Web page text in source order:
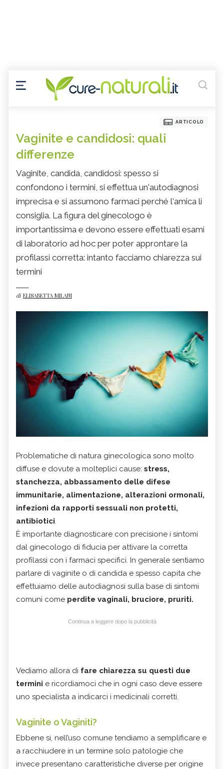
ARTICOLO
Vaginite e candidosi: quali
differenze
Vaginite, candida, candidosi: spesso si
confondono i termini, si effettua un'autodiagnosi
imprecisa e si assumono farmaci perché l'amica li
consiglia. La figura del ginecologo è
importantissima e devono essere effettuati esami
di laboratorio ad hoc per poter approntare la
profilassi corretta: intanto facciamo chiarezza sui
termini
di ELISABETTA MILANI
Problematiche di natura ginecologica sono molto
diffuse e dovute a molteplici cause: stress,
stanchezza, abbassamento delle difese
immunitarie, alimentazione, alterazioni ormonali,
infezioni da rapporti sessuali non protetti,
antibiotici.
È importante diagnosticare con precisione i sintomi
dal ginecologo di fiducia per attivare la corretta
profilassi con i farmaci specifici. In generale sentiamo
parlare di vaginite o di candida e spesso capita che
effettuiamo delle autodiagnosi sulla base di sintomi
comuni come perdite vaginali, bruciore, pruriti.
Continua a leggere dopo la pubblicità
Vediamo allora di fare chiarezza su questi due
termini e ricordiamoci che in ogni caso deve essere
uno specialista a indicarci i medicinali corretti.
Vaginite o Vaginiti?
Ebbene si, nell’uso comune tendiamo a semplificare e
a racchiudere in un termine solo patologie che
invece presentano caratteristiche diverse per origine